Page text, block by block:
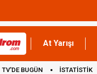
At Yarışı
TV'DE BUGÜN İSTATİSTİK